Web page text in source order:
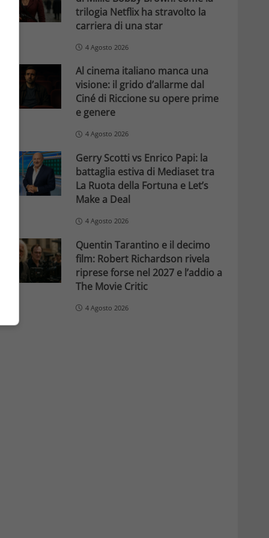
trilogia Netflix ha stravolto la
carriera di una star
4 Agosto 2026
Al cinema italiano manca una
visione: il grido d’allarme dal
Ciné di Riccione su opere prime
e genere
4 Agosto 2026
Gerry Scotti vs Enrico Papi: la
battaglia estiva di Mediaset tra
La Ruota della Fortuna e Let’s
Make a Deal
4 Agosto 2026
Quentin Tarantino e il decimo
film: Robert Richardson rivela
riprese forse nel 2027 e l’addio a
The Movie Critic
4 Agosto 2026